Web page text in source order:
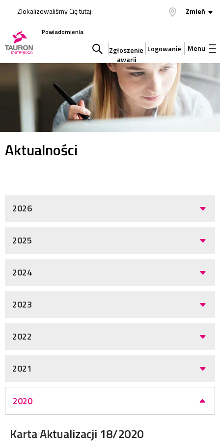
Zlokalizowaliśmy Cię tutaj: Zmień
Powiadomienia
Szukaj
w
serwisie
Zgłoszenie
awarii
Logowanie Menu
Aktualności
2026
2025
2024
2023
2022
2021
2020
Karta Aktualizacji 18/2020